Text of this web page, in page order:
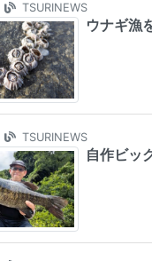
TSURINEWS
ウナギ漁
TSURINEWS
自作ビッ